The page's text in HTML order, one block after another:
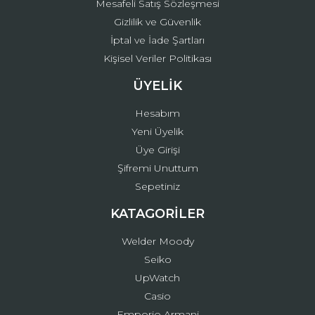
Mesafeli Satış Sözleşmesi
Gizlilik ve Güvenlik
İptal ve İade Şartları
Kişisel Veriler Politikası
ÜYELİK
Hesabım
Yeni Üyelik
Üye Girişi
Şifremi Unuttum
Sepetiniz
KATAGORİLER
Welder Moody
Seiko
UpWatch
Casio